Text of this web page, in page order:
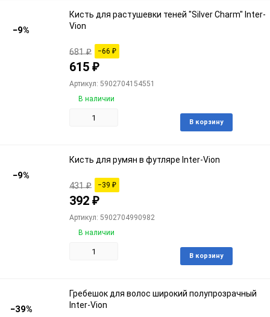
−9%
Кисть для растушевки теней "Silver Charm" Inter-
Vion
681₽ −66 ₽
615 ₽
Артикул: 5902704154551
В наличии
В корзину
−9%
Кисть для румян в футляре Inter-Vion
431₽ −39 ₽
392 ₽
Артикул: 5902704990982
В наличии
В корзину
−39%
Гребешок для волос широкий полупрозрачный
Inter-Vion